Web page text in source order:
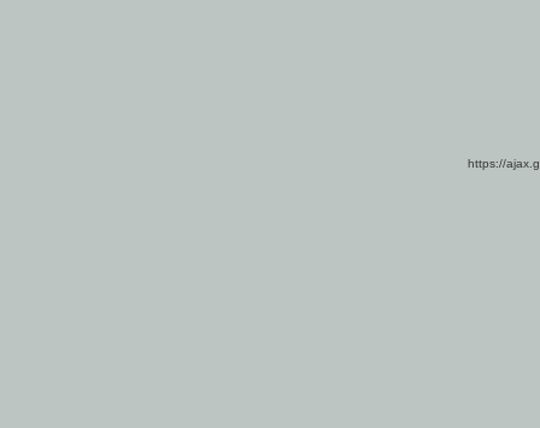
https://